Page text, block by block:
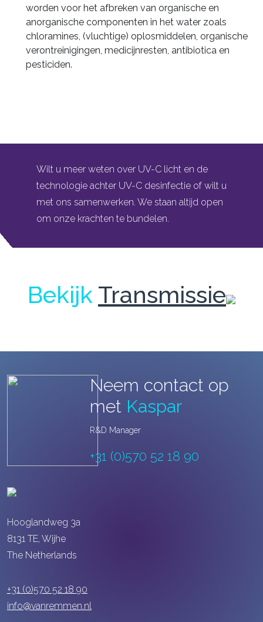
worden voor het afbreken van organische en
anorganische componenten in het water zoals
chloramines, (vluchtige) oplosmiddelen, organische
verontreinigingen, medicijnresten, antibiotica en
pesticiden.
Wilt u meer weten over UV-C licht en de
technologie achter UV-C desinfectie of wilt u
met ons samenwerken. We staan altijd open
om onze krachten te bundelen.
Bekijk Transmissie
Neem contact op
met Kaspar
R&D Manager
+31 (0)570 52 18 90
Clara
+31 (0)570 52
Remon
Hooglandweg 3a
8131 TE, Wijhe
The Netherlands
+31 (0)570 52 18 90
info@vanremmen.nl